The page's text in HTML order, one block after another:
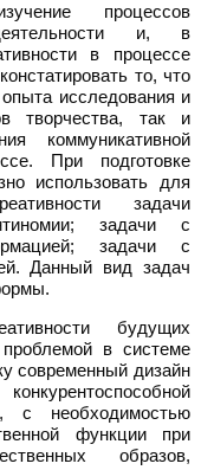
процессов
деятельности и, в
в процессе
то, что
исследования и
творчества, так и
коммуникативной
При подготовке
использовать для
задачи
задачи с
задачи с
Данный вид задач
будущих
проблемой в системе
современный дизайн
с необходимостью
функции при
образов,